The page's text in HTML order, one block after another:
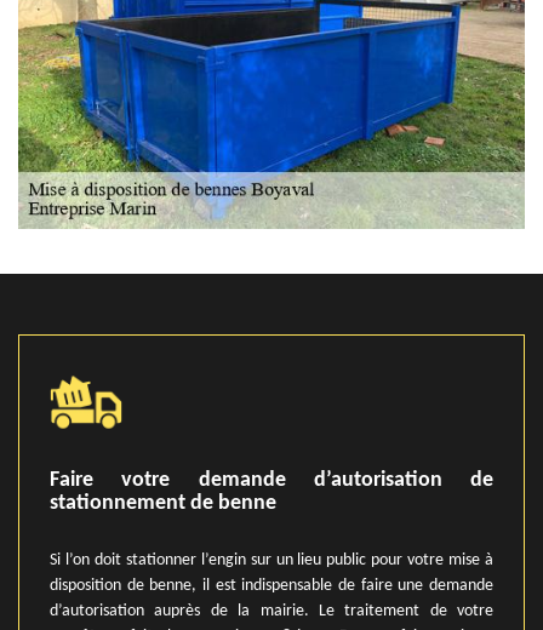
Faire votre demande d’autorisation de
stationnement de benne
Si l’on doit stationner l’engin sur un lieu public pour votre mise à
disposition de benne, il est indispensable de faire une demande
d’autorisation auprès de la mairie. Le traitement de votre